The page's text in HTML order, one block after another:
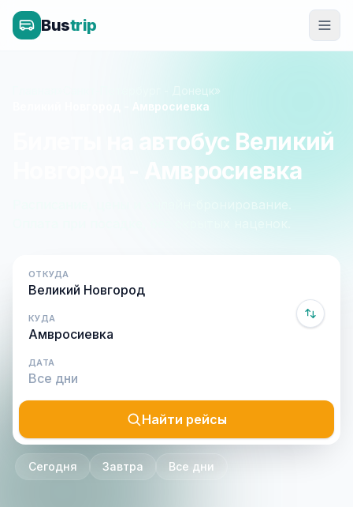
Bustrip
Санкт-Петербург - Донецк»
Великий Новгород - Амвросиевка
Билеты на автобус Великий
Новгород - Амвросиевка
Расписание, цены и онлайн-бронирование.
ОТКУДА
КУДА
ДАТА
Найти рейсы
Сегодня Завтра Все дни